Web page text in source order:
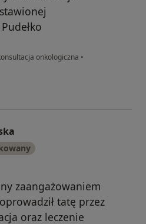
onkologiczna •
zaangażowaniem
tatę przez
oraz leczenie